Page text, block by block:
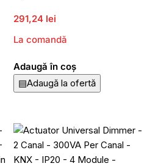
291,24 lei
La comandă
Adaugă în coș
▤Adaugă la ofertă